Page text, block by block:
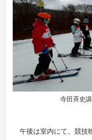
寺田斉史
午後は室内にて、競技